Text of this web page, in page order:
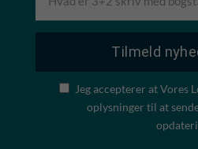
Jeg accepterer at Vores
oplysninger til at